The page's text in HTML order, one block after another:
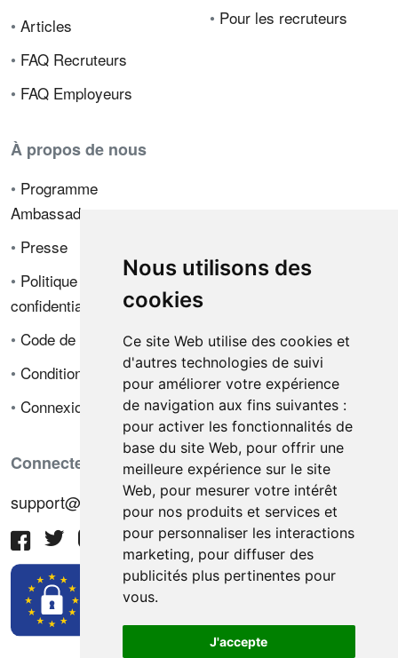
Nous utilisons des
cookies
Ce site Web utilise des cookies et
d'autres technologies de suivi
pour améliorer votre expérience
de navigation aux fins suivantes :
pour activer les fonctionnalités de
base du site Web, pour offrir une
meilleure expérience sur le site
Web, pour mesurer votre intérêt
pour nos produits et services et
pour personnaliser les interactions
marketing, pour diffuser des
publicités plus pertinentes pour
vous.
J'accepte
• Articles
• FAQ Recruteurs
• FAQ Employeurs
• Pour les recruteurs
À propos de nous
• Programme
Ambassadeur
• Presse
• Politique de
confidentialité
• Code de déontologie
• Conditions de vente
• Connexion
Connectez-vous avec nous
support@hiringnotes.com